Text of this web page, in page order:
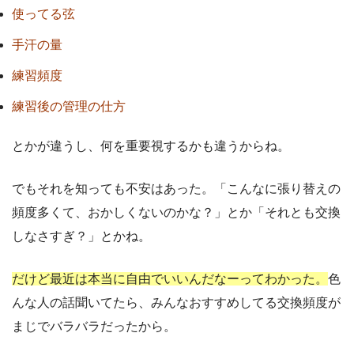
使ってる弦
手汗の量
練習頻度
練習後の管理の仕方
とかが違うし、何を重要視するかも違うからね。
でもそれを知っても不安はあった。「こんなに張り替えの
頻度多くて、おかしくないのかな？」とか「それとも交換
しなさすぎ？」とかね。
だけど最近は本当に自由でいいんだなーってわかった。 色
んな人の話聞いてたら、みんなおすすめしてる交換頻度が
まじでバラバラだったから。